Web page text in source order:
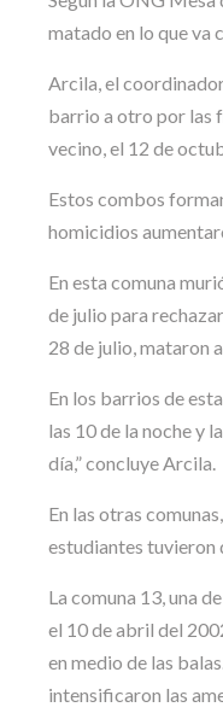
matado en lo que va
Arcila, el
barrio a otro por las
vecino, el 12 de
Estos combos
homicidios
En esta comuna
de julio para
28 de julio, mataron
En los barrios de
las 10 de la noche y
día,” concluye Arcila.
En las otras
estudiantes tuvieron
La comuna 13, una
el 10 de abril del
en medio de las
intensificaron las